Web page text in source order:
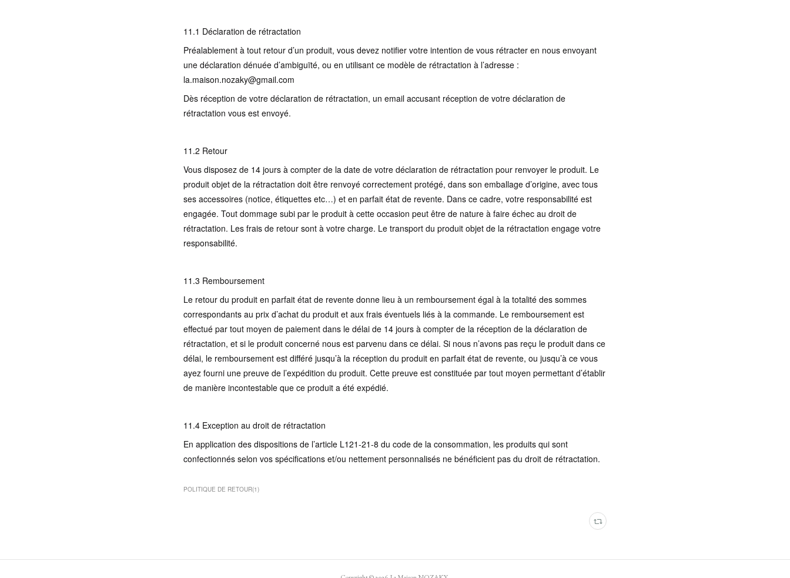
11.1 Déclaration de rétractation
Préalablement à tout retour d’un produit, vous devez notifier votre intention de vous rétracter en nous envoyant
une déclaration dénuée d’ambiguïté, ou en utilisant ce modèle de rétractation à l’adresse :
la.maison.nozaky@gmail.com
Dès réception de votre déclaration de rétractation, un email accusant réception de votre déclaration de
rétractation vous est envoyé.
11.2 Retour
Vous disposez de 14 jours à compter de la date de votre déclaration de rétractation pour renvoyer le produit. Le
produit objet de la rétractation doit être renvoyé correctement protégé, dans son emballage d’origine, avec tous
ses accessoires (notice, étiquettes etc…) et en parfait état de revente. Dans ce cadre, votre responsabilité est
engagée. Tout dommage subi par le produit à cette occasion peut être de nature à faire échec au droit de
rétractation. Les frais de retour sont à votre charge. Le transport du produit objet de la rétractation engage votre
responsabilité.
11.3 Remboursement
Le retour du produit en parfait état de revente donne lieu à un remboursement égal à la totalité des sommes
correspondants au prix d’achat du produit et aux frais éventuels liés à la commande. Le remboursement est
effectué par tout moyen de paiement dans le délai de 14 jours à compter de la réception de la déclaration de
rétractation, et si le produit concerné nous est parvenu dans ce délai. Si nous n’avons pas reçu le produit dans ce
délai, le remboursement est différé jusqu’à la réception du produit en parfait état de revente, ou jusqu’à ce vous
ayez fourni une preuve de l’expédition du produit. Cette preuve est constituée par tout moyen permettant d’établir
de manière incontestable que ce produit a été expédié.
11.4 Exception au droit de rétractation
En application des dispositions de l’article L121-21-8 du code de la consommation, les produits qui sont
confectionnés selon vos spécifications et/ou nettement personnalisés ne bénéficient pas du droit de rétractation.
POLITIQUE DE RETOUR(1)